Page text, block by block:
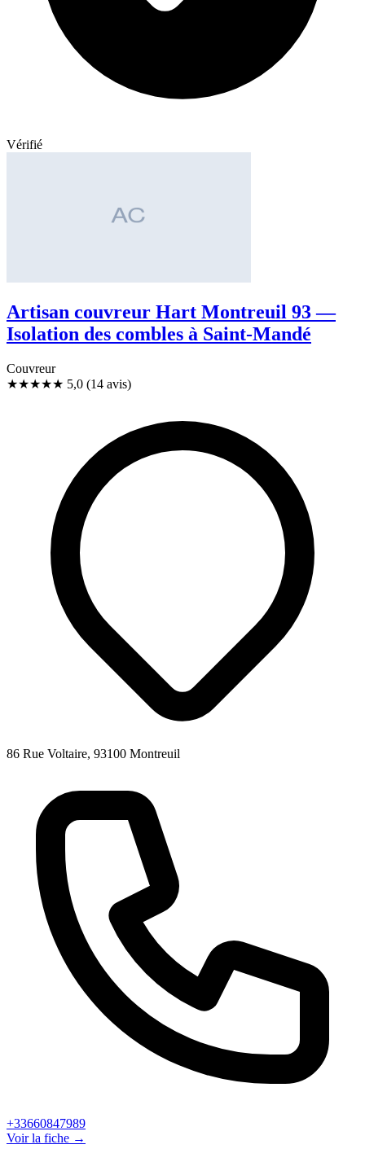
Vérifié
Artisan couvreur Hart Montreuil 93 —
Isolation des combles à Saint-Mandé
Couvreur
★★★★★ 5,0 (14 avis)
86 Rue Voltaire, 93100 Montreuil
+33660847989
Voir la fiche →